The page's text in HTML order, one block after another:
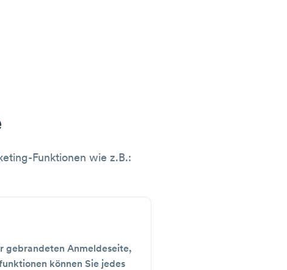
Funktionen wie z.B.:
gebrandeten Anmeldeseite,
können Sie jedes